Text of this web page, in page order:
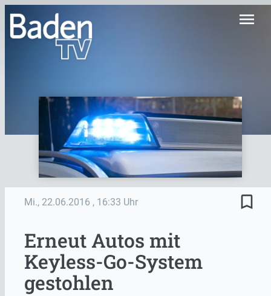
menu
Mi., 22.06.2016 , 16:33 Uhr bookmark_border
Erneut Autos mit
Keyless-Go-System
gestohlen